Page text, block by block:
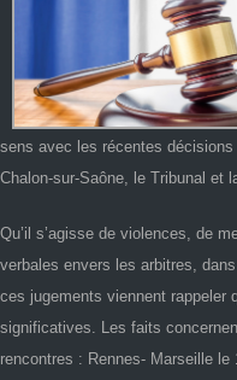
sens avec les récentes
Chalon-sur-Saône, le Tribunal et
Qu’il s’agisse de violences, de
verbales envers les arbitres,
ces jugements viennent rappeler
significatives. Les faits
rencontres : Rennes- Marseille